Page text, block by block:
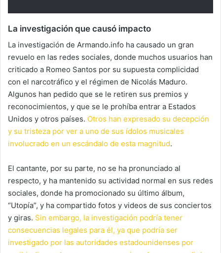
La investigación que causó impacto
La investigación de Armando.info ha causado un gran
revuelo en las redes sociales, donde muchos usuarios han
criticado a Romeo Santos por su supuesta complicidad
con el narcotráfico y el régimen de Nicolás Maduro.
Algunos han pedido que se le retiren sus premios y
reconocimientos, y que se le prohíba entrar a Estados
Unidos y otros países. Otros han expresado su decepción
y su tristeza por ver a uno de sus ídolos musicales
involucrado en un escándalo de esta magnitud.
El cantante, por su parte, no se ha pronunciado al
respecto, y ha mantenido su actividad normal en sus redes
sociales, donde ha promocionado su último álbum,
“Utopía”, y ha compartido fotos y videos de sus conciertos
y giras. Sin embargo, la investigación podría tener
consecuencias legales para él, ya que podría ser
investigado por las autoridades estadounidenses por